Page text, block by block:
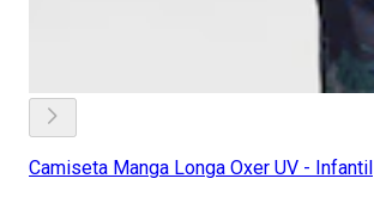
Camiseta Manga Longa Oxer UV - Infantil